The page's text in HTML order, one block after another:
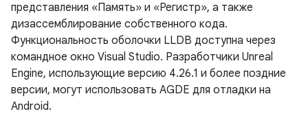
представления «Память» и «Регистр», а также
дизассемблирование собственного кода.
Функциональность оболочки LLDB доступна через
командное окно Visual Studio. Разработчики Unreal
Engine, использующие версию 4.26.1 и более поздние
версии, могут использовать AGDE для отладки на
Android.